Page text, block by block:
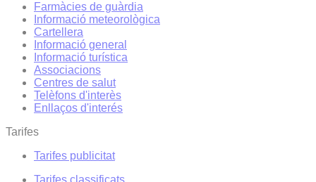
Farmàcies de guàrdia
Informació meteorològica
Cartellera
Informació general
Informació turística
Associacions
Centres de salut
Telèfons d'interès
Enllaços d'interés
Tarifes
Tarifes publicitat